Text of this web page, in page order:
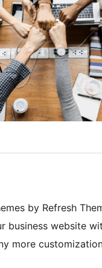
by Refresh
business website
more